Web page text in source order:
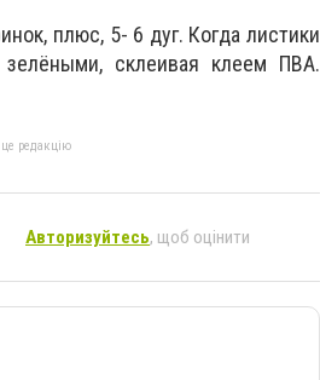
плюс, 5- 6 дуг. Когда листики
склеивая клеем ПВА.
редакцію
Авторизуйтесь, щоб оцінити